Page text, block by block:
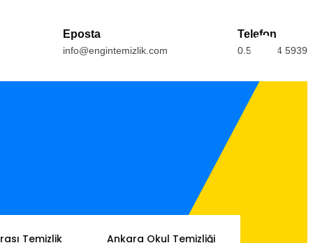
Eposta
info@engintemizlik.com
Telefon
0.554.164 5939
Temizlik
Ankara Okul Temizliği